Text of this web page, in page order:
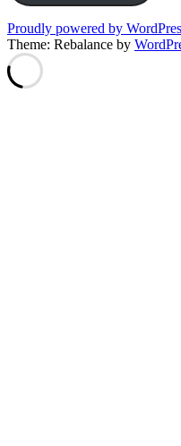
Proudly powered by
Theme: Rebalance by